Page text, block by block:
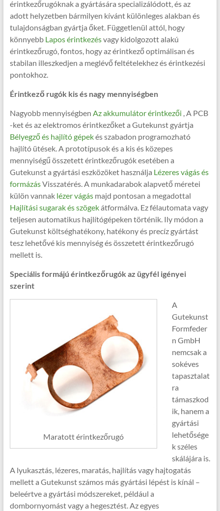
érintkezőrugóknak a gyártására specializálódott, és az
adott helyzetben bármilyen kívánt különleges alakban és
tulajdonságban gyártja őket. Függetlenül attól, hogy
könnyebbLapos érintkezésvagy kidolgozott alakú
érintkezőrugó, fontos, hogy az érintkező optimálisan és
stabilan illeszkedjen a meglévő feltételekhez és érintkezési
pontokhoz.
Érintkező rugók kis és nagy mennyiségben
Nagyobb mennyiségben Az akkumulátor érintkezői , A PCB
-ket és az elektromos érintkezőket a Gutekunst gyártja
Bélyegző és hajlító gépekés szabadon programozható
hajlító ütések. A prototípusok és a kis és közepes
mennyiségű összetett érintkezőrugók esetében a
Gutekunst a gyártási eszközöket használja Lézeres vágás és
formázásVisszatérés. A munkadarabok alapvető méretei
külön vannaklézer vágásmajd pontosan a megadottal
Hajlítási sugarak és szögekátformálva. Ez félautomata vagy
teljesen automatikus hajlítógépeken történik. Ily módon a
Gutekunst költséghatékony, hatékony és precíz gyártást
tesz lehetővé kis mennyiség és összetett érintkezőrugó
mellett is.
Speciális formájú érintkezőrugók az ügyfél igényei
szerint
Maratott érintkezőrugó
A
Gutekunst
Formfeder
n GmbH
nemcsak a
sokéves
tapasztalat
ra
támaszkod
ik, hanem a
gyártási
lehetősége
k széles
skálájára is.
A lyukasztás, lézeres, maratás, hajlítás vagy hajtogatás
mellett a Gutekunst számos más gyártási lépést is kínál –
beleértve a gyártási módszereket, például a
dombornyomást vagy a hegesztést. Az egyes